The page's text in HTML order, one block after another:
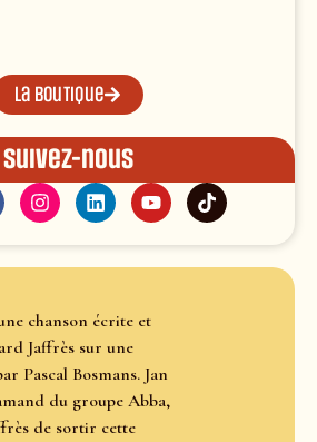
La boutique
Suivez-nous
chanson écrite et
Jaffrès sur une
Pascal Bosmans. Jan
du groupe Abba,
de sortir cette